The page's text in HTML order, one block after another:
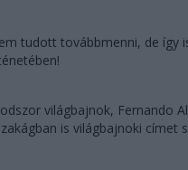
tudott továbbmenni, de így
világbajnok, Fernando
is világbajnoki címet